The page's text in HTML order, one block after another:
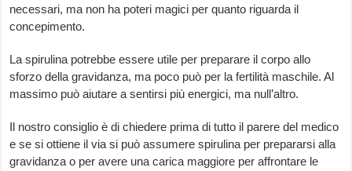
necessari, ma non ha poteri magici per quanto riguarda il
concepimento.
La spirulina potrebbe essere utile per preparare il corpo allo
sforzo della gravidanza, ma poco può per la fertilità maschile. Al
massimo può aiutare a sentirsi più energici, ma null’altro.
Il nostro consiglio è di chiedere prima di tutto il parere del medico
e se si ottiene il via si può assumere spirulina per prepararsi alla
gravidanza o per avere una carica maggiore per affrontare le